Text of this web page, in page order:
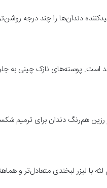
دندان‌ها را چند درجه
است. پوسته‌های نازک چینی به
هم‌رنگ دندان برای ترمیم
با لیزر لبخندی متعادل‌تر و